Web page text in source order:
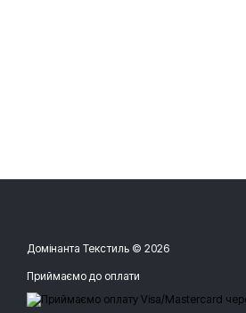
Домінанта Текстиль © 2026
Приймаємо до оплати